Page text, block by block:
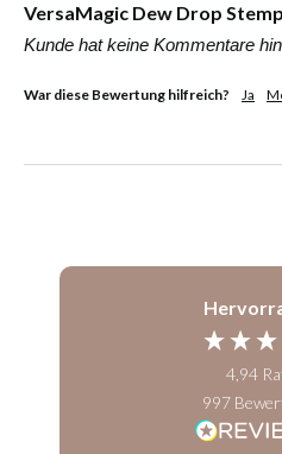
VersaMagic Dew Drop
Kunde hat keine Kommentare
War diese Bewertung hilfreich? Ja
4,94
997